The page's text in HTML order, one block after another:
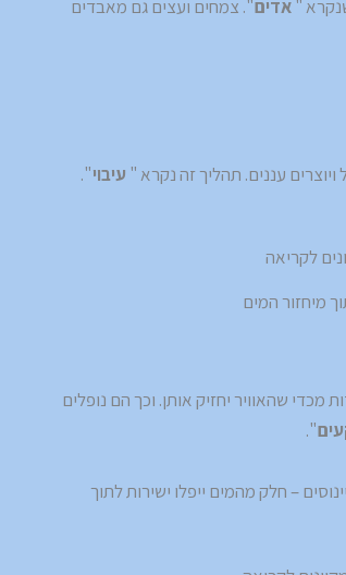
"אדים". צמחים ועצים גם מאבדים
עננים. תהליך זה נקרא " עיבוי".
מיחזור המים
מכדי שהאוויר יחזיק אותן. וכך הם נופלים
".
– חלק מהמים ייפלו ישירות לתוך